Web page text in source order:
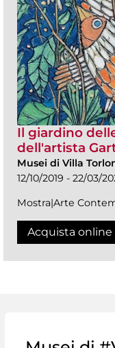
Il giardino
dell'artista
Musei di Villa
12/10/2019 - 22/03/
Mostra|Arte
Acquista online